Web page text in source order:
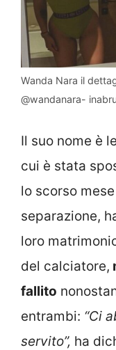
Wanda Nara il
@wandanara-
Il suo nome è
cui è stata
lo scorso
separazione,
loro
del calciatore,
fallito
entrambi: “Ci
servito”, ha